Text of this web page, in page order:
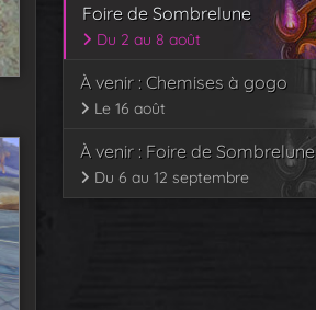
Foire de Sombrelune
Du 2 au 8 août
À venir : Chemises à gogo
Le 16 août
À venir : Foire de Sombrelune
Du 6 au 12 septembre